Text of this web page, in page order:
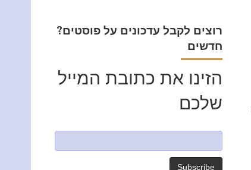
?רוצים לקבל עדכונים על פוסטים
חדשים
הזינו את כתובת המייל
שלכם